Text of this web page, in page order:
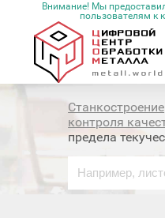
Внимание! Мы
пользователям к
Станкостроение
контроля
предела